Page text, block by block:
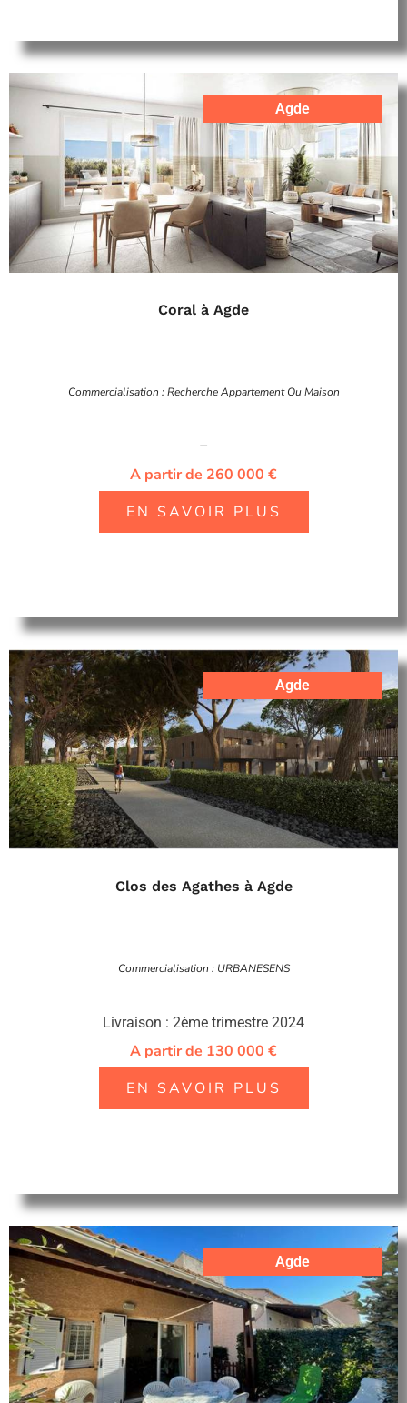
Agde
Coral à Agde
Commercialisation : Recherche Appartement Ou Maison
–
A partir de 260 000 €
EN SAVOIR PLUS
Agde
Clos des Agathes à Agde
Commercialisation : URBANESENS
Livraison : 2ème trimestre 2024
A partir de 130 000 €
EN SAVOIR PLUS
Agde